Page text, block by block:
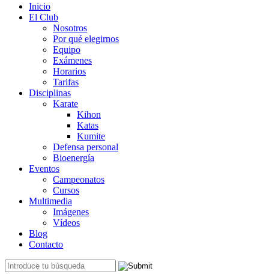
Inicio
El Club
Nosotros
Por qué elegirnos
Equipo
Exámenes
Horarios
Tarifas
Disciplinas
Karate
Kihon
Katas
Kumite
Defensa personal
Bioenergía
Eventos
Campeonatos
Cursos
Multimedia
Imágenes
Vídeos
Blog
Contacto